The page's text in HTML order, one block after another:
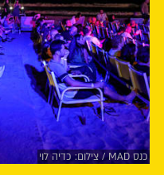
כנס MAD / צילום: כדיה לוי